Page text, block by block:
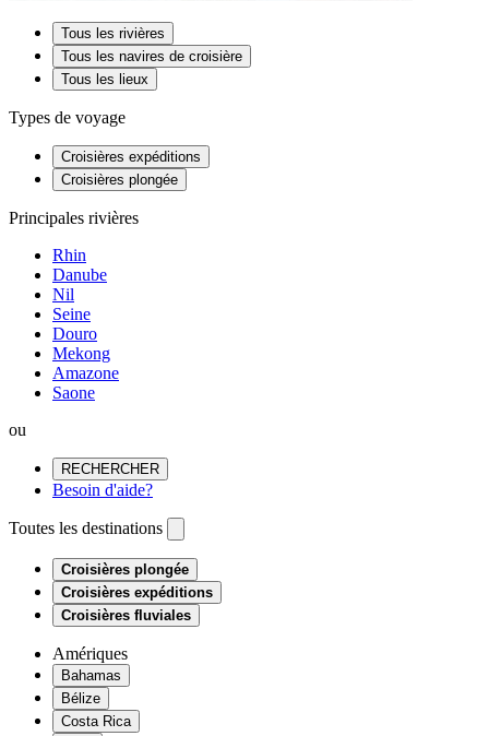
Tous les rivières
Tous les navires de croisière
Tous les lieux
Types de voyage
Croisières expéditions
Croisières plongée
Principales rivières
Rhin
Danube
Nil
Seine
Douro
Mekong
Amazone
Saone
ou
RECHERCHER
Besoin d'aide?
Toutes les destinations
Croisières plongée
Croisières expéditions
Croisières fluviales
Amériques
Bahamas
Bélize
Costa Rica